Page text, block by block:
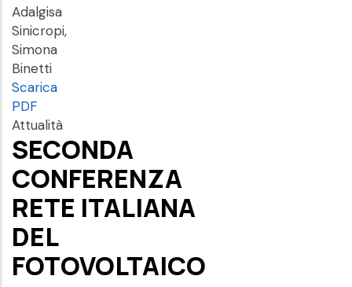
Adalgisa
Sinicropi,
Simona
Binetti
Scarica
PDF
Attualità
SECONDA
CONFERENZA
RETE ITALIANA
DEL
FOTOVOLTAICO